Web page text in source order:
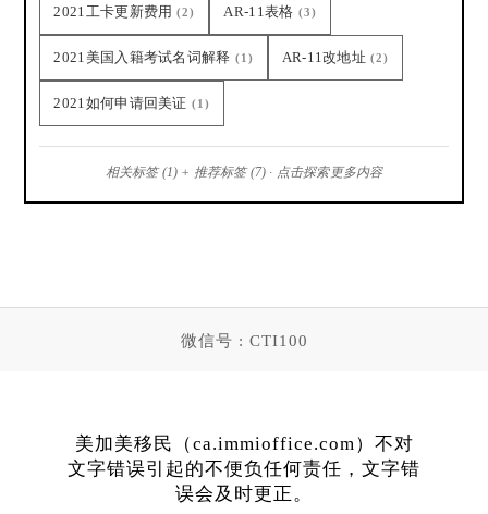
2021工卡更新费用 (2) AR-11表格 (3)
2021美国入籍考试名词解释 (1) AR-11改地址 (2)
2021如何申请回美证 (1)
相关标签 (1) + 推荐标签 (7) · 点击探索更多内容
微信号 : CTI100
美加美移民（ca.immioffice.com）不对
文字错误引起的不便负任何责任，文字错
误会及时更正。